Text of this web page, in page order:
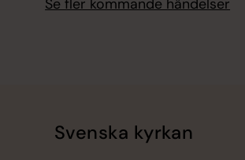
Svenska kyrkan